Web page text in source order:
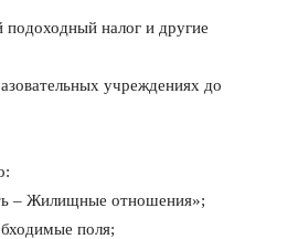
налог и другие
учреждениях до
– Жилищные отношения»;
поля;